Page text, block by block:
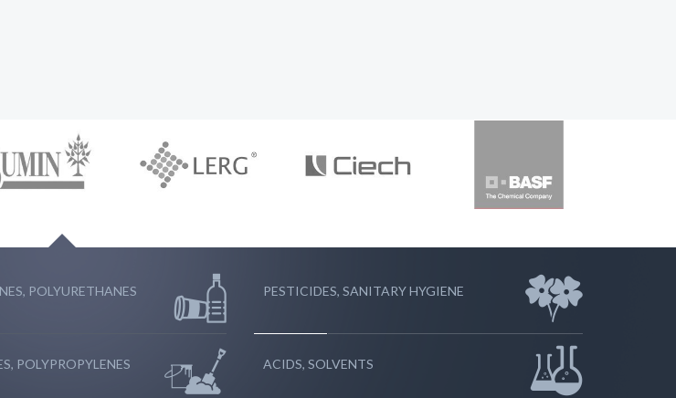
POLYURETHANES PESTICIDES, SANITARY HYGIENE
POLYPROPYLENES ACIDS, SOLVENTS